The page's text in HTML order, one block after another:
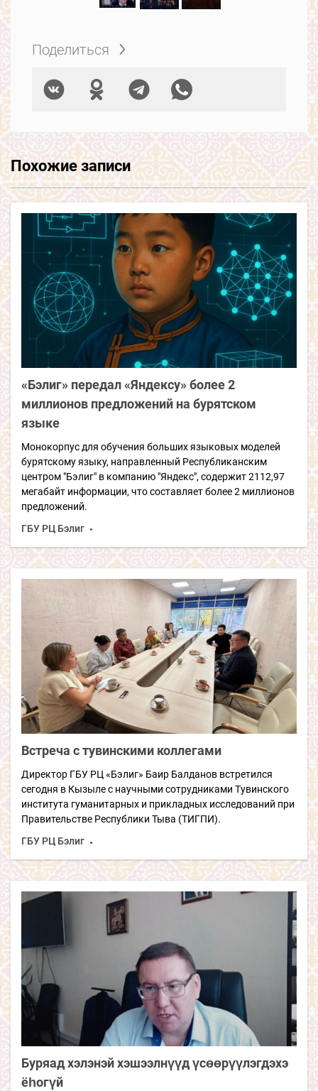
Поделиться
Похожие записи
«Бэлиг» передал «Яндексу» более 2
миллионов предложений на бурятском
языке
Монокорпус для обучения больших языковых моделей
бурятскому языку, направленный Республиканским
центром "Бэлиг" в компанию "Яндекс", содержит 2112,97
мегабайт информации, что составляет более 2 миллионов
предложений.
ГБУ РЦ Бэлиг
Встреча с тувинскими коллегами
Директор ГБУ РЦ «Бэлиг» Баир Балданов встретился
сегодня в Кызыле с научными сотрудниками Тувинского
института гуманитарных и прикладных исследований при
Правительстве Республики Тыва (ТИГПИ).
ГБУ РЦ Бэлиг
Буряад хэлэнэй хэшээлнүүд үсөөрүүлэгдэхэ
ёһогүй